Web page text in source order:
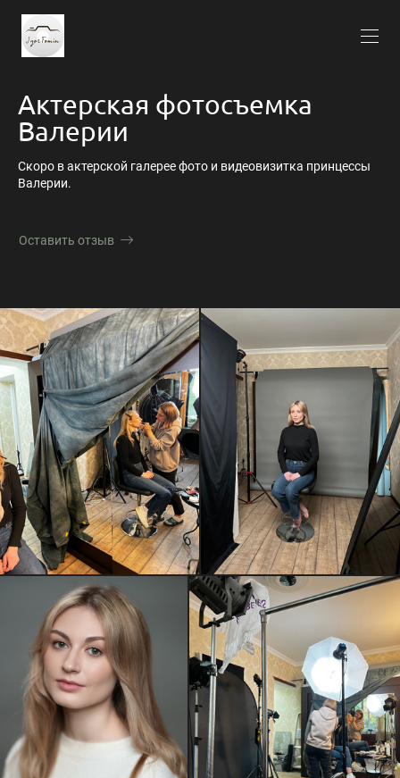
Актерская фотосъемка
Валерии
Скоро в актерской галерее фото и видеовизитка принцессы
Валерии.
Оставить отзыв